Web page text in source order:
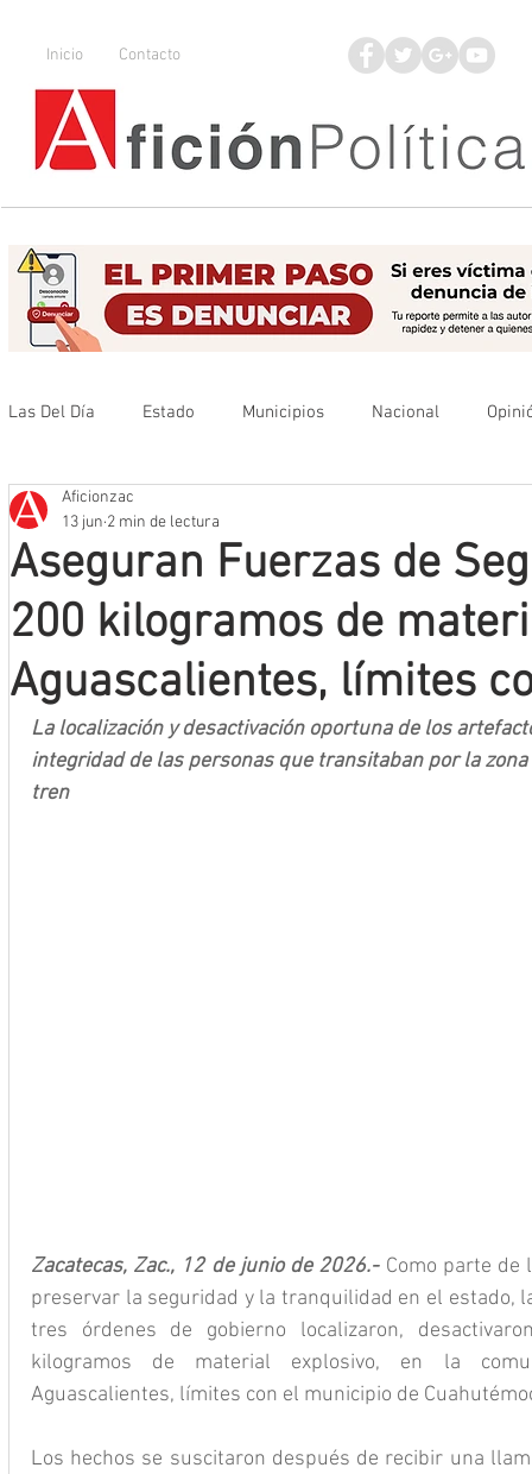
Inicio Contacto
Las Del Día Estado Municipios Nacional
Que no se olvide
Mineros LNBP
Aseguran Fuerzas de
200 kilogramos de
Aguascalientes, límites
Aficionzac
13 jun 2 min de lectura
La localización y desactivación oportuna de los
integridad de las personas que transitaban por la
tren
Zacatecas, Zac., 12 de junio de 2026.- Como parte de
preservar la seguridad y la tranquilidad en el estado,
tres órdenes de gobierno localizaron,
kilogramos de material explosivo, en la
Aguascalientes, límites con el municipio de
Los hechos se suscitaron después de recibir una